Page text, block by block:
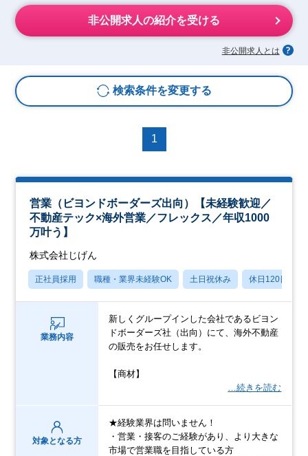
非公開求人の紹介を受ける
非公開求人とは
検索条件を変更する
1
営業（ビヨンドボーダーズ出向）【未経験歓迎／
不動産テック×海外営業／フレックス／年収1000
万叶う】
株式会社じげん
正社員採用 職種・業界未経験OK 土日祝休み 休日120日以上
業務内容
新しくグループインした会社であるビヨン
ドボーダーズ社（出向）にて、海外不動産
の販売をお任せします。
【商材】
…続きを読む
対象となる方
★経験業界は問いません！
・営業・接客のご経験があり、より大きな
市場で営業職を目指している方